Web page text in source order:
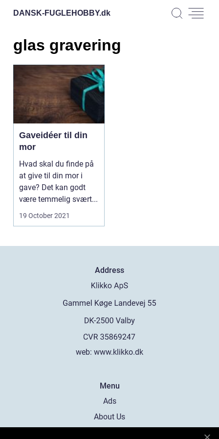
DANSK-FUGLEHOBBY.dk
glas gravering
Gaveidéer til din
mor
Hvad skal du finde på
at give til din mor i
gave? Det kan godt
være temmelig svært...
19 October 2021
Address
web: www.klikko.dk
Menu
Ads
About Us